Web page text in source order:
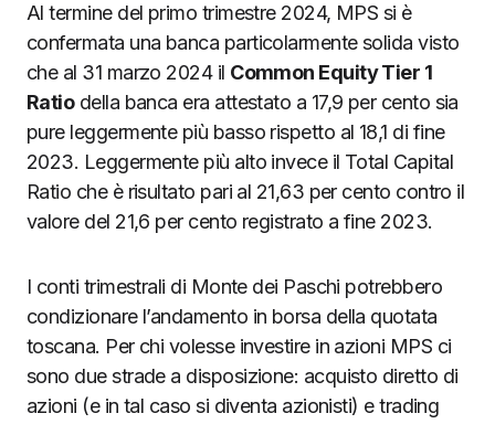
Al termine del primo trimestre 2024, MPS si è
confermata una banca particolarmente solida visto
che al 31 marzo 2024 il Common Equity Tier 1
Ratiodella banca era attestato a 17,9 per cento sia
pure leggermente più basso rispetto al 18,1 di fine
2023. Leggermente più alto invece il Total Capital
Ratio che è risultato pari al 21,63 per cento contro il
valore del 21,6 per cento registrato a fine 2023.
I conti trimestrali di Monte dei Paschi potrebbero
condizionare l’andamento in borsa della quotata
toscana. Per chi volesse investire in azioni MPS ci
sono due strade a disposizione: acquisto diretto di
azioni (e in tal caso si diventa azionisti) e trading